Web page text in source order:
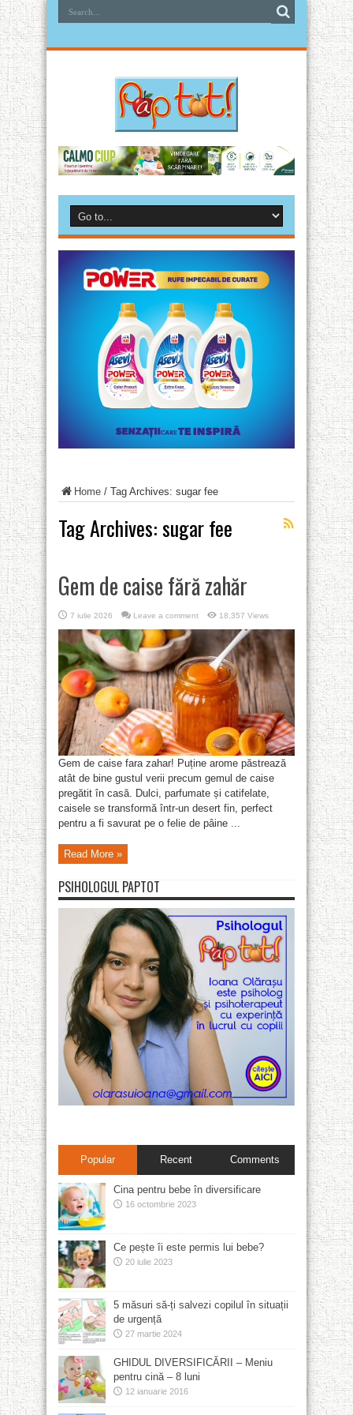
Home / Tag Archives: sugar fee
Tag Archives:sugar fee
Gem de caise fără zahăr
7 iulie 2026 Leave a comment 18,357 Views
Gem de caise fara zahar! Puține arome păstrează
atât de bine gustul verii precum gemul de caise
pregătit în casă. Dulci, parfumate și catifelate,
caisele se transformă într-un desert fin, perfect
pentru a fi savurat pe o felie de pâine ...
Read More »
PSIHOLOGUL PAPTOT
Popular Recent Comments
Cina pentru bebe în diversificare
16 octombrie 2023
Ce pește îi este permis lui bebe?
20 iulie 2023
5 măsuri să-ți salvezi copilul în situații
de urgență
27 martie 2024
GHIDUL DIVERSIFICĂRII – Meniu
pentru cină – 8 luni
12 ianuarie 2016